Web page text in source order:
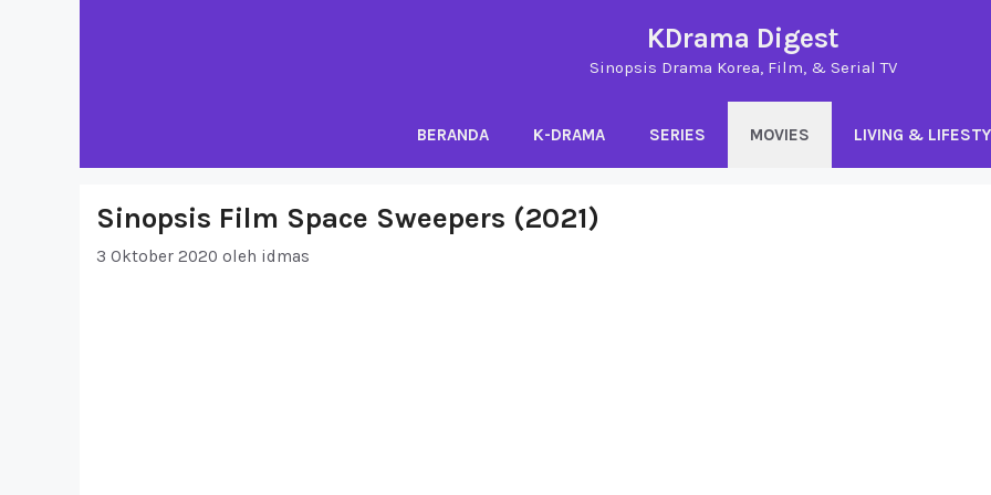
KDrama Digest
Sinopsis Drama Korea, Film, & Serial TV
BERANDA K-DRAMA SERIES MOVIES LIVING &
Sinopsis Film Space Sweepers (2021)
3 Oktober 2020 oleh idmas